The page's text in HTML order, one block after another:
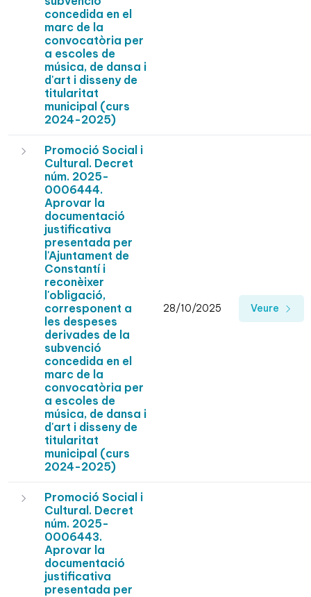
concedida en el
marc de la
convocatòria per
a escoles de
música, de dansa i
d'art i disseny de
titularitat
municipal (curs
2024-2025)
Promoció Social i
Cultural. Decret
núm. 2025-
0006444.
Aprovar la
documentació
justificativa
presentada per
l'Ajuntament de
Constantí i
reconèixer
l'obligació,
corresponent a
les despeses
derivades de la
subvenció
concedida en el
marc de la
convocatòria per
a escoles de
música, de dansa i
d'art i disseny de
titularitat
municipal (curs
2024-2025)
28/10/2025 Veure
Promoció Social i
Cultural. Decret
núm. 2025-
0006443.
Aprovar la
documentació
justificativa
presentada per